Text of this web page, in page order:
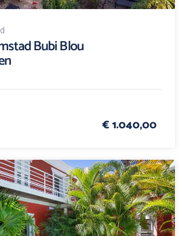
Bubi Blou
€ 1.040,00